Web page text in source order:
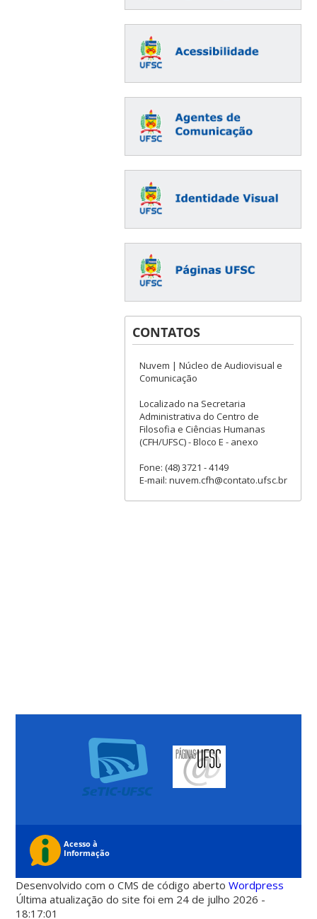
CONTATOS
Nuvem | Núcleo de Audiovisual e
Comunicação
Localizado na Secretaria
Administrativa do Centro de
Filosofia e Ciências Humanas
(CFH/UFSC) - Bloco E - anexo
Fone: (48) 3721 - 4149
E-mail: nuvem.cfh@contato.ufsc.br
Desenvolvido com o CMS de código abertoWordpress
Última atualização do site foi em 24 de julho 2026 -
18:17:01